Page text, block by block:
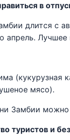
в
длится с
апрель.
(кукурузная
мясо).
Замбии
туристов и